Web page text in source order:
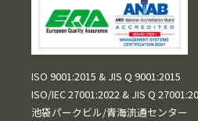
ISO 9001:2015 & JIS Q 9001:2015
ISO/IEC 27001:2022 & JIS Q
池袋パークビル/青海流通センター